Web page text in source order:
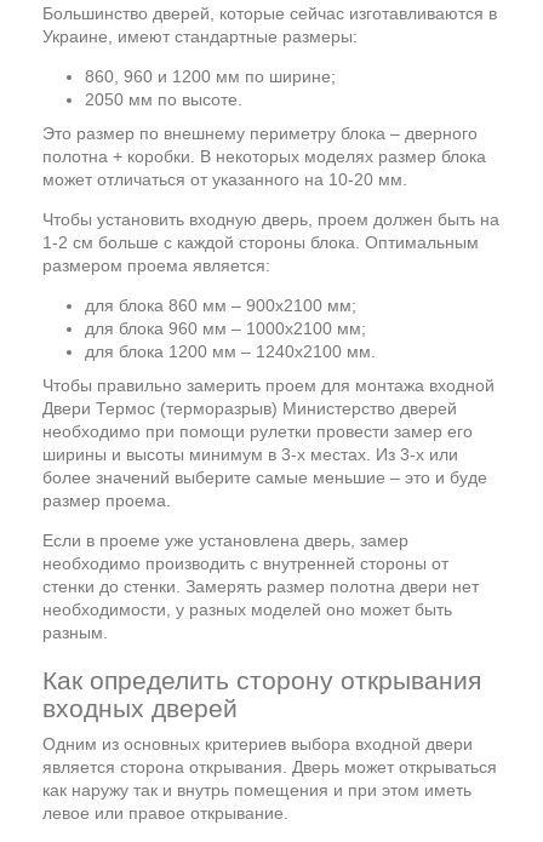
Большинство дверей, которые сейчас изготавливаются в
Украине, имеют стандартные размеры:
860, 960 и 1200 мм по ширине;
2050 мм по высоте.
Это размер по внешнему периметру блока – дверного
полотна + коробки. В некоторых моделях размер блока
может отличаться от указанного на 10-20 мм.
Чтобы установить входную дверь, проем должен быть на
1-2 см больше с каждой стороны блока. Оптимальным
размером проема является:
для блока 860 мм – 900х2100 мм;
для блока 960 мм – 1000х2100 мм;
для блока 1200 мм – 1240х2100 мм.
Чтобы правильно замерить проем для монтажа входной
Двери Термос (терморазрыв) Министерство дверей
необходимо при помощи рулетки провести замер его
ширины и высоты минимум в 3-х местах. Из 3-х или
более значений выберите самые меньшие – это и буде
размер проема.
Если в проеме уже установлена дверь, замер
необходимо производить с внутренней стороны от
стенки до стенки. Замерять размер полотна двери нет
необходимости, у разных моделей оно может быть
разным.
Как определить сторону открывания
входных дверей
Одним из основных критериев выбора входной двери
является сторона открывания. Дверь может открываться
как наружу так и внутрь помещения и при этом иметь
левое или правое открывание.